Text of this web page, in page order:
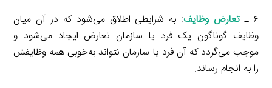
۶ ـ
تعارض وظایف: به شرایطی اطلاق می‌شود که در آن میان
وظایف گوناگون یک فرد یا سازمان تعارض ایجاد می‌شود و
موجب می‌گردد که آن فرد یا سازمان نتواند به‌خوبی همه وظایفش
را به انجام رساند.